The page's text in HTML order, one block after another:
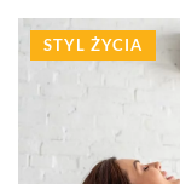
STYL ŻYCIA